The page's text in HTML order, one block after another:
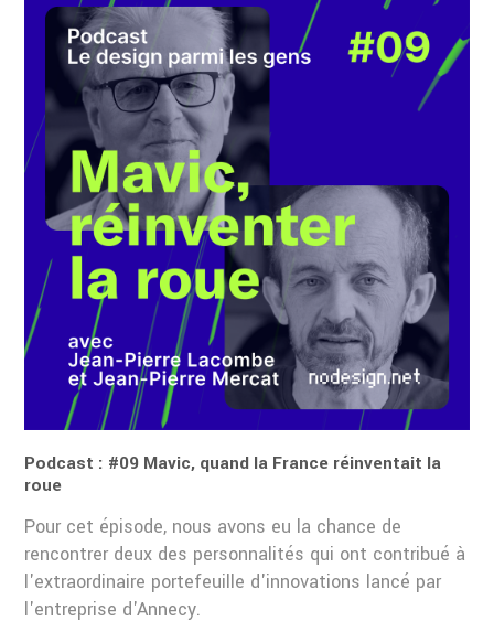
Podcast : #09 Mavic, quand la France réinventait la
roue
Pour cet épisode, nous avons eu la chance de
rencontrer deux des personnalités qui ont contribué à
l'extraordinaire portefeuille d'innovations lancé par
l'entreprise d'Annecy.